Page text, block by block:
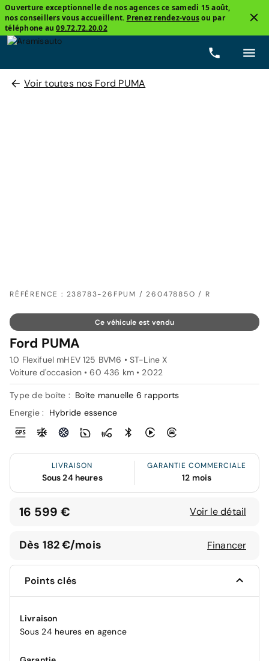
Ouverture exceptionnelle de nos agences ce samedi 15 août,
nos conseillers vous accueillent. Prenez rendez-vousou par
téléphone au09.72.72.20.02
Voir toutes nos Ford PUMA
RÉFÉRENCE : 238783-26FPUM / 26047885O / R
Ce véhicule est vendu
Ford PUMA
1.0 Flexifuel mHEV 125 BVM6 • ST-Line X
Voiture d'occasion • 60 436 km • 2022
Type de boîte : Boîte manuelle 6 rapports
Energie :
Hybride essence
LIVRAISON
Sous 24 heures
GARANTIE COMMERCIALE
12 mois
16 599 € Voir le détail
Dès 182 €/mois Financer
Points clés
Livraison
Sous 24 heures en agence